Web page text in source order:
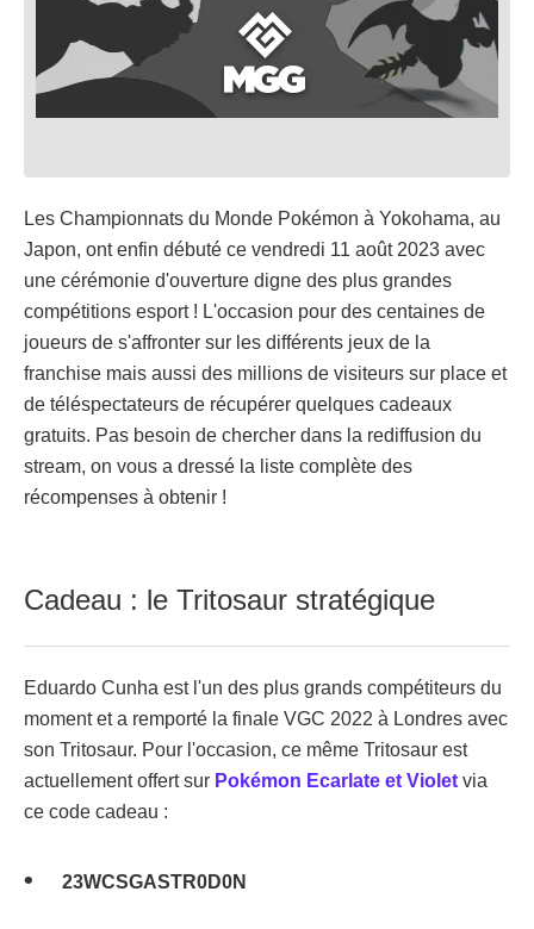
Les Championnats du Monde Pokémon à Yokohama, au
Japon, ont enfin débuté ce vendredi 11 août 2023 avec
une cérémonie d'ouverture digne des plus grandes
compétitions esport ! L'occasion pour des centaines de
joueurs de s'affronter sur les différents jeux de la
franchise mais aussi des millions de visiteurs sur place et
de téléspectateurs de récupérer quelques cadeaux
gratuits. Pas besoin de chercher dans la rediffusion du
stream, on vous a dressé la liste complète des
récompenses à obtenir !
Cadeau : le Tritosaur stratégique
Eduardo Cunha est l'un des plus grands compétiteurs du
moment et a remporté la finale VGC 2022 à Londres avec
son Tritosaur. Pour l'occasion, ce même Tritosaur est
actuellement offert sur Pokémon Ecarlate et Violet via
ce code cadeau :
23WCSGASTR0D0N